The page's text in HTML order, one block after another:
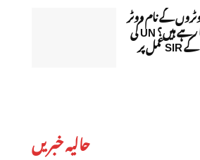
کے نام ووٹر
لسٹ سے نکالے جا رہے ہیں؟ UN کی
رپورٹ میں بھارت کے SIR عمل پر
حالیہ خبریں